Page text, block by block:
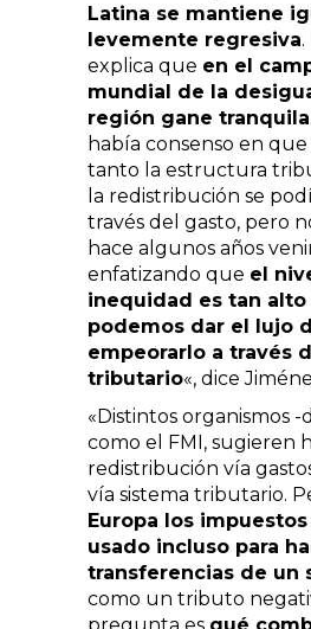
Latina se mantiene
levemente regresiva
explica que en el
mundial de la
región gane tranquila
había consenso en
tanto la estructura
la redistribución se
través del gasto, pero
hace algunos años
enfatizando que el
inequidad es tan alto
podemos dar el lujo
empeorarlo a través
tributario«, dice
«Distintos organismos -
como el FMI, sugieren
redistribución vía
vía sistema tributario.
Europa los impuestos
usado incluso para
transferencias de un
como un tributo